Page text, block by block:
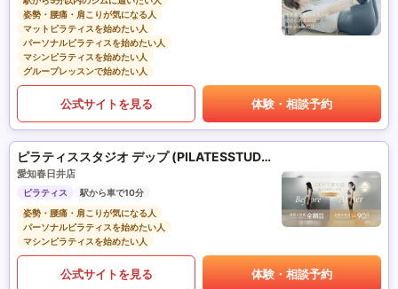
姿勢・腰痛・肩こりが気になる人
マットピラティスを始めたい人
パーソナルピラティスを始めたい人
マシンピラティスを始めたい人
グループレッスンで始めたい人
公式サイトを見る 体験・相談予約
ピラティススタジオ デップ (PILATESSTUDIO DEP)
愛知春日井店
ピラティス
駅から車で10分
姿勢・腰痛・肩こりが気になる人
パーソナルピラティスを始めたい人
マシンピラティスを始めたい人
公式サイトを見る 体験・相談予約